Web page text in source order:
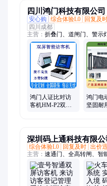
四川鸿门科技有限公司
安心购
综合体验L0 回复及
四川成都
主营： 折叠门、道闸门、警示
闸机、路障机、收缩门、门栅
转门、旋转闸、报警器、热水
缩门、彩钢房、起落杆、对开
鸿门人证比对访
客机HM-P2双屏
鸿门电
坚固耐
深圳码上通科技有限公
综合体验L0
回复及时 出价
主营： 速通门、全高转闸、智
高铁检票闸机、高端会馆闸机
自助检票闸机、海关检票闸机
统闸机、票务系统闸机、消费